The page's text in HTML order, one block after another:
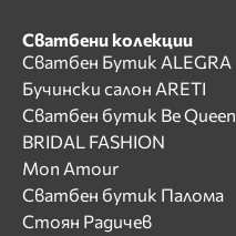
Сватбени колекции
Сватбен Бутик ALEGRA
Бучински салон ARETI
Сватбен бутик Be Queen
BRIDAL FASHION
Mon Amour
Сватбен бутик Палома
Стоян Радичев